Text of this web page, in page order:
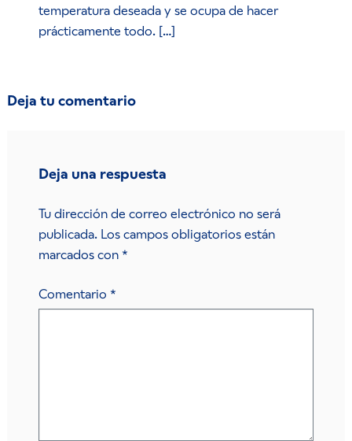
temperatura deseada y se ocupa de hacer
prácticamente todo. […]
Deja tu comentario
Deja una respuesta
Tu dirección de correo electrónico no será
publicada. Los campos obligatorios están
marcados con *
Comentario *